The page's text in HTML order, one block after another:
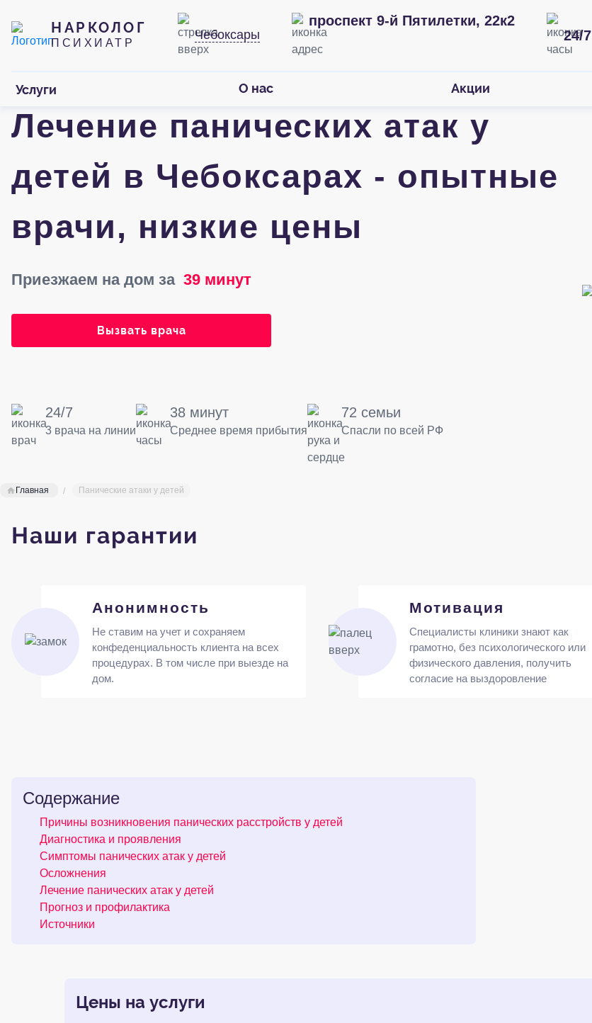
НАРКОЛОГ
ПСИХИАТР
Чебоксары
проспект 9-й Пятилетки, 22к2
24/7
Услуги О нас Акции
Лечение панических атак у
детей в Чебоксарах - опытные
врачи, низкие цены
Приезжаем на дом за39 минут
Вызвать врача
24/7
3 врача на линии
38 минут
Среднее время прибытия
72 семьи
Спасли по всей РФ
Главная Панические атаки у детей
Наши гарантии
Анонимность
Не ставим на учет и сохраняем
конфеденциальность клиента на всех
процедурах. В том числе при выезде на
дом.
Мотивация
Специалисты клиники знают как
грамотно, без психологического или
физического давления, получить
согласие на выздоровление
Содержание
Причины возникновения панических расстройств у детей
Диагностика и проявления
Симптомы панических атак у детей
Осложнения
Лечение панических атак у детей
Прогноз и профилактика
Источники
Цены на услуги